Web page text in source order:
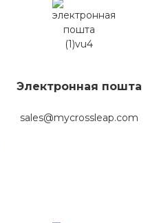
Электронная пошта
sales@mycrossleap.com